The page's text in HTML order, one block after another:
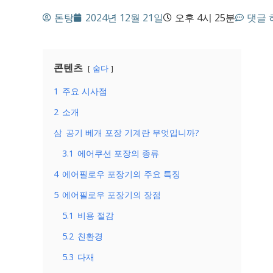
돈탕 2024년 12월 21일 오후 4시 25분 댓글
콘텐츠 숨다
1 주요 시사점
2 소개
삼 공기 베개 포장 기계란 무엇입니까?
3.1 에어쿠션 포장의 종류
4 에어필로우 포장기의 주요 특징
5 에어필로우 포장기의 장점
5.1 비용 절감
5.2 친환경
5.3 다재